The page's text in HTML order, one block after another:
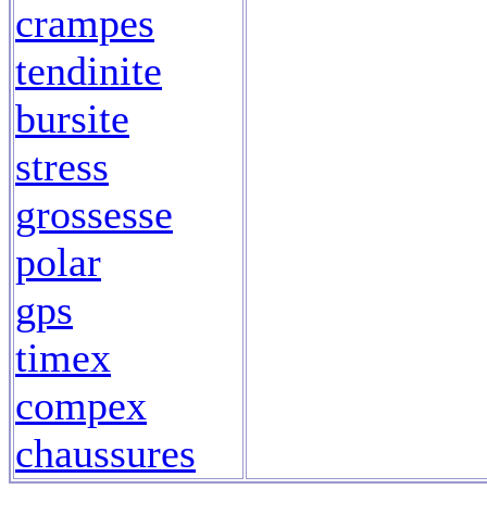
crampes
tendinite
bursite
stress
grossesse
polar
gps
timex
compex
chaussures